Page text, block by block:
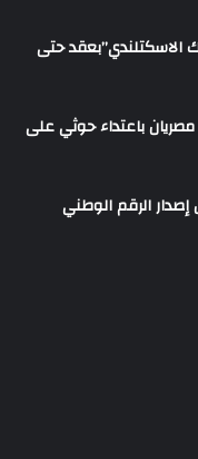
الاسكتلندي”بعقد حتى
11 مدنيًا بينهما مصريان باعتداء حوثي على
الرقم الوطني